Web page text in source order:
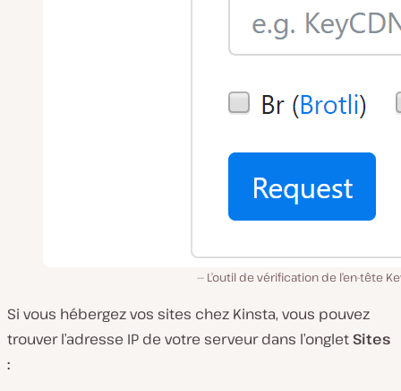
L’outil de vérification de l’en-tête
Si vous hébergez vos sites chez Kinsta, vous pouvez
trouver l’adresse IP de votre serveur dans l’onglet Sites
: